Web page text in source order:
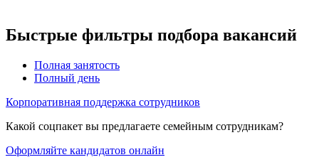
Быстрые фильтры подбора вакансий
Полная занятость
Полный день
Корпоративная поддержка сотрудников
Какой соцпакет вы предлагаете семейным сотрудникам?
Оформляйте кандидатов онлайн